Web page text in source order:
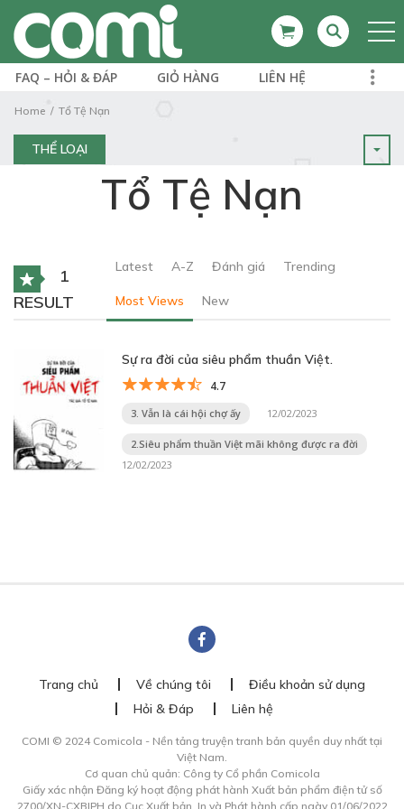
FAQ – HỎI & ĐÁP GIỎ HÀNG LIÊN HỆ
Home Tổ Tệ Nạn
THỂ LOẠI
Tổ Tệ Nạn
1
RESULT
Latest A-Z Đánh giá Trending
Most Views New
Sự ra đời của siêu phẩm thuần Việt.
4.7
3. Vẫn là cái hội chợ ấy 12/02/2023
2.Siêu phẩm thuần Việt mãi không được ra đời
12/02/2023
Trang chủ Về chúng tôi
Điều khoản sử dụng
Hỏi & Đáp
Liên hệ
COMI © 2024 Comicola - Nền tảng truyện tranh bản quyền duy nhất tại
Việt Nam.
Cơ quan chủ quản: Công ty Cổ phần Comicola
Giấy xác nhận Đăng ký hoạt động phát hành Xuất bản phẩm điện tử số
2700/XN-CXBIPH do Cục Xuất bản, In và Phát hành cấp ngày 01/06/2022